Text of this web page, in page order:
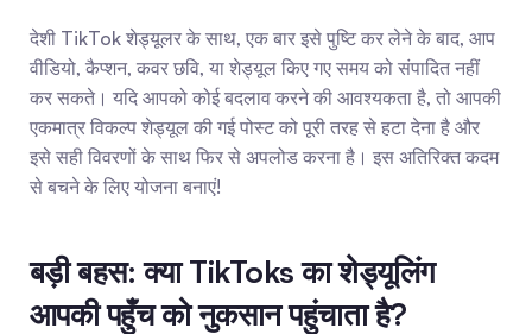
देशी TikTok शेड्यूलर के साथ, एक बार इसे पुष्टि कर लेने के बाद, आप
वीडियो, कैप्शन, कवर छवि, या शेड्यूल किए गए समय को संपादित नहीं
कर सकते। यदि आपको कोई बदलाव करने की आवश्यकता है, तो आपकी
एकमात्र विकल्प शेड्यूल की गई पोस्ट को पूरी तरह से हटा देना है और
इसे सही विवरणों के साथ फिर से अपलोड करना है। इस अतिरिक्त कदम
से बचने के लिए योजना बनाएं!
बड़ी बहस: क्या TikToks का शेड्यूलिंग
आपकी पहुँच को नुकसान पहुंचाता है?